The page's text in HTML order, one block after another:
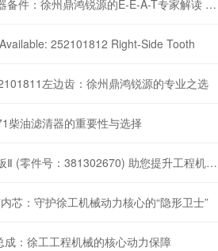
徐工装载机水箱液压油散热器备件：徐州鼎鸿锐源的E-E-A-T专家解读 (零件号: 860138183)
252101812 Right-Side Tooth
左边齿：徐州鼎鸿锐源的专业之选
柴油滤清器的重要性与选择
徐州鼎鸿锐源：高质量折弯板Ⅱ (零件号：381302670) 助您提升工程机械性能
芯：守护徐工机械动力核心的“隐形卫士”
：徐工工程机械的核心动力保障